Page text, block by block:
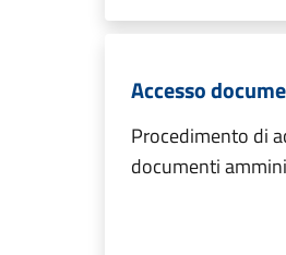
Accesso
Procedimento di
documenti